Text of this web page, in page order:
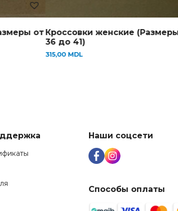
отКроссовки женские (Размеры от
36 до 41)
315,00MDL
Наши соцсети
Способы оплаты